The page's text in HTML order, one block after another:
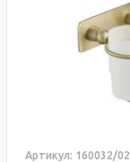
Артикул: 160032/02